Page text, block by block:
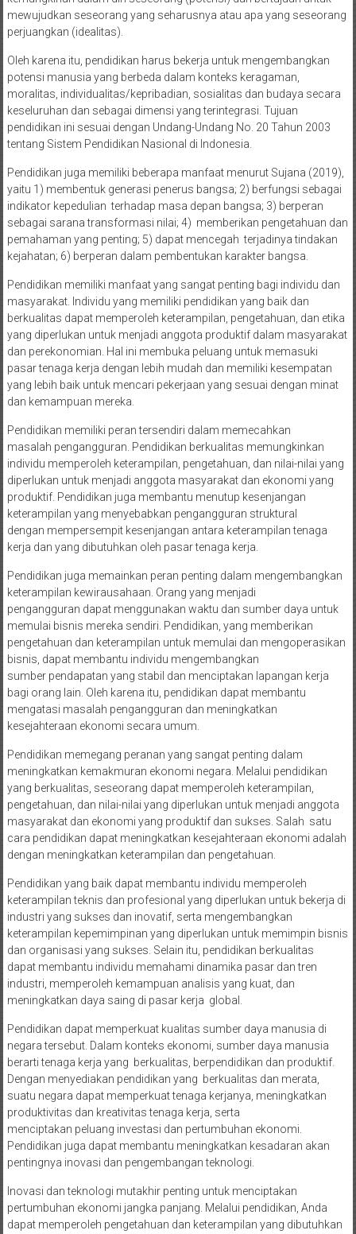
mewujudkan seseorang yang seharusnya atau apa yang seseorang
perjuangkan (idealitas).
Oleh karena itu, pendidikan harus bekerja untuk mengembangkan
potensi manusia yang berbeda dalam konteks keragaman,
moralitas, individualitas/kepribadian, sosialitas dan budaya secara
keseluruhan dan sebagai dimensi yang terintegrasi. Tujuan
pendidikan ini sesuai dengan Undang-Undang No. 20 Tahun 2003
tentang Sistem Pendidikan Nasional di Indonesia.
Pendidikan juga memiliki beberapa manfaat menurut Sujana (2019),
yaitu 1) membentuk generasi penerus bangsa; 2) berfungsi sebagai
indikator kepedulian terhadap masa depan bangsa; 3) berperan
sebagai sarana transformasi nilai; 4) memberikan pengetahuan dan
pemahaman yang penting; 5) dapat mencegah terjadinya tindakan
kejahatan; 6) berperan dalam pembentukan karakter bangsa.
Pendidikan memiliki manfaat yang sangat penting bagi individu dan
masyarakat. Individu yang memiliki pendidikan yang baik dan
berkualitas dapat memperoleh keterampilan, pengetahuan, dan etika
yang diperlukan untuk menjadi anggota produktif dalam masyarakat
dan perekonomian. Hal ini membuka peluang untuk memasuki
pasar tenaga kerja dengan lebih mudah dan memiliki kesempatan
yang lebih baik untuk mencari pekerjaan yang sesuai dengan minat
dan kemampuan mereka.
Pendidikan memiliki peran tersendiri dalam memecahkan
masalah pengangguran. Pendidikan berkualitas memungkinkan
individu memperoleh keterampilan, pengetahuan, dan nilai-nilai yang
diperlukan untuk menjadi anggota masyarakat dan ekonomi yang
produktif. Pendidikan juga membantu menutup kesenjangan
keterampilan yang menyebabkan pengangguran struktural
dengan mempersempit kesenjangan antara keterampilan tenaga
kerja dan yang dibutuhkan oleh pasar tenaga kerja.
Pendidikan juga memainkan peran penting dalam mengembangkan
keterampilan kewirausahaan. Orang yang menjadi
pengangguran dapat menggunakan waktu dan sumber daya untuk
memulai bisnis mereka sendiri. Pendidikan, yang memberikan
pengetahuan dan keterampilan untuk memulai dan mengoperasikan
bisnis, dapat membantu individu mengembangkan
sumber pendapatan yang stabil dan menciptakan lapangan kerja
bagi orang lain. Oleh karena itu, pendidikan dapat membantu
mengatasi masalah pengangguran dan meningkatkan
kesejahteraan ekonomi secara umum.
Pendidikan memegang peranan yang sangat penting dalam
meningkatkan kemakmuran ekonomi negara. Melalui pendidikan
yang berkualitas, seseorang dapat memperoleh keterampilan,
pengetahuan, dan nilai-nilai yang diperlukan untuk menjadi anggota
masyarakat dan ekonomi yang produktif dan sukses. Salah satu
cara pendidikan dapat meningkatkan kesejahteraan ekonomi adalah
dengan meningkatkan keterampilan dan pengetahuan.
Pendidikan yang baik dapat membantu individu memperoleh
keterampilan teknis dan profesional yang diperlukan untuk bekerja di
industri yang sukses dan inovatif, serta mengembangkan
keterampilan kepemimpinan yang diperlukan untuk memimpin bisnis
dan organisasi yang sukses. Selain itu, pendidikan berkualitas
dapat membantu individu memahami dinamika pasar dan tren
industri, memperoleh kemampuan analisis yang kuat, dan
meningkatkan daya saing di pasar kerja global.
Pendidikan dapat memperkuat kualitas sumber daya manusia di
negara tersebut. Dalam konteks ekonomi, sumber daya manusia
berarti tenaga kerja yang berkualitas, berpendidikan dan produktif.
Dengan menyediakan pendidikan yang berkualitas dan merata,
suatu negara dapat memperkuat tenaga kerjanya, meningkatkan
produktivitas dan kreativitas tenaga kerja, serta
menciptakan peluang investasi dan pertumbuhan ekonomi.
Pendidikan juga dapat membantu meningkatkan kesadaran akan
pentingnya inovasi dan pengembangan teknologi.
Inovasi dan teknologi mutakhir penting untuk menciptakan
pertumbuhan ekonomi jangka panjang. Melalui pendidikan, Anda
dapat memperoleh pengetahuan dan keterampilan yang dibutuhkan